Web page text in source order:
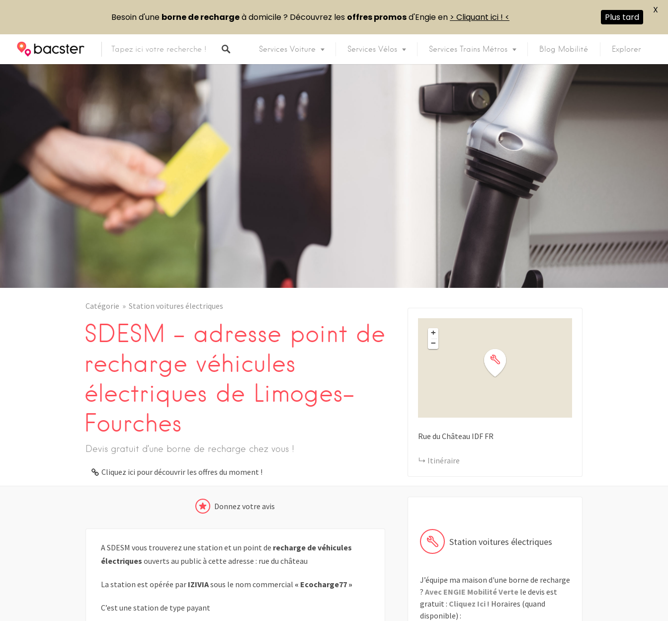
Services Voiture Services Vélos Services Trains Métros Blog Mobilité Explorer
Catégorie Station voitures électriques
SDESM – adresse point de
recharge véhicules
électriques de Limoges-
Fourches
Devis gratuit d’une borne de recharge chez vous !
Cliquez ici pour découvrir les offres du moment !
Donnez votre avis
A SDESM vous trouverez une station et un point de recharge de véhicules
électriques ouverts au public à cette adresse : rue du château
La station est opérée par IZIVIAsous le nom commercial « Ecocharge77 »
C’est une station de type payant
+
−
Rue du Château IDF FR
Itinéraire
Station voitures électriques
J’équipe ma maison d'une borne de recharge
? Avec ENGIE Mobilité Vertele devis est
gratuit : Cliquez Ici ! Horaires (quand
disponible) :
Besoin d'une borne de rechargeà domicile ? Découvrez les offres promosd'Engie en > Cliquant ici ! < Plus tard
X